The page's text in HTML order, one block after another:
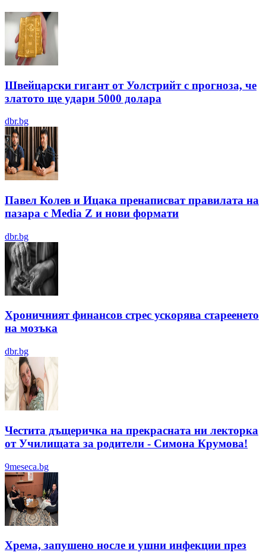
Швейцарски гигант от Уолстрийт с прогноза, че
златото ще удари 5000 долара
dbr.bg
Павел Колев и Ицака пренаписват правилата на
пазара с Media Z и нови формати
dbr.bg
Хроничният финансов стрес ускорява стареенето
на мозъка
dbr.bg
Честита дъщеричка на прекрасната ни лекторка
от Училищата за родители - Симона Крумова!
9meseca.bg
Хрема, запушено носле и ушни инфекции през